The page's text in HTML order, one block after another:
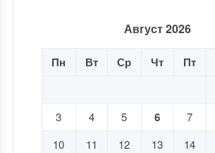
Август 2026
Пн Вт Ср Чт Пт
3
4 5 6 7
10
11 12 13 14